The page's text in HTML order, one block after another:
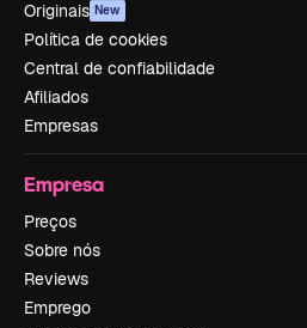
Originais New
Política de cookies
Central de confiabilidade
Afiliados
Empresas
Empresa
Preços
Sobre nós
Reviews
Emprego